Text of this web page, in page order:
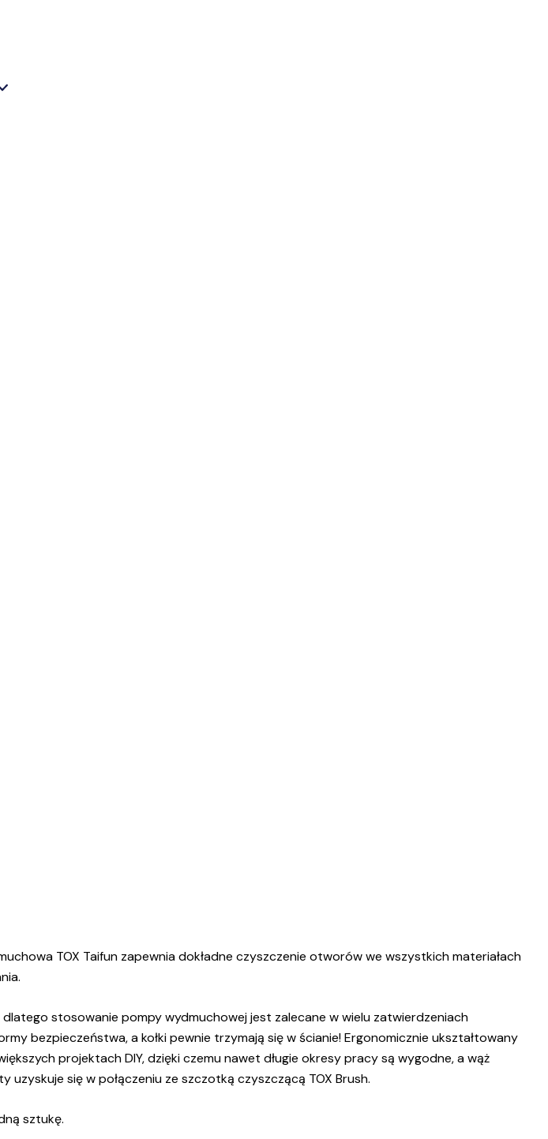
TOX Taifun zapewnia dokładne czyszczenie otworów we wszystkich materiałach
stosowanie pompy wydmuchowej jest zalecane w wielu zatwierdzeniach
bezpieczeństwa, a kołki pewnie trzymają się w ścianie! Ergonomicznie ukształtowany
projektach DIY, dzięki czemu nawet długie okresy pracy są wygodne, a wąż
się w połączeniu ze szczotką czyszczącą TOX Brush.
sztukę.